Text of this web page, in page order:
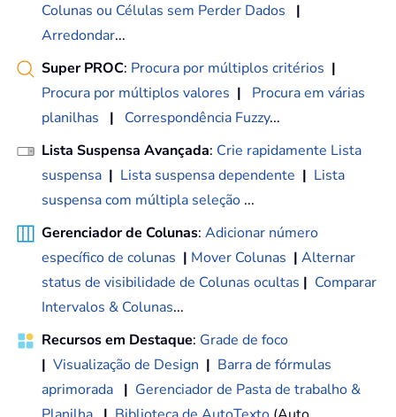
Colunas ou Células sem Perder Dados
|
Arredondar...
Super PROC: Procura por múltiplos critérios |
Procura por múltiplos valores |
Procura em várias
planilhas
| Correspondência Fuzzy...
Lista Suspensa Avançada: Crie rapidamente Lista
suspensa | Lista suspensa dependente | Lista
suspensa com múltipla seleção ...
Gerenciador de Colunas: Adicionar número
específico de colunas | Mover Colunas | Alternar
status de visibilidade de Colunas ocultas | Comparar
Intervalos & Colunas...
Recursos em Destaque: Grade de foco
| Visualização de Design | Barra de fórmulas
aprimorada | Gerenciador de Pasta de trabalho &